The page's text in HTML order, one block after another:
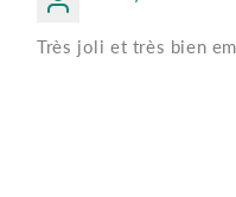
Très joli et très bien